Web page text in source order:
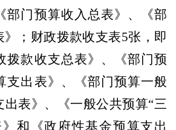
部门预算收入总表》、《部
》；财政拨款收支表5张，即
拨款收支总表》、《部门预
支出表》、《部门预算一般
表》、《一般公共预算“三
和《政府性基金预算支出